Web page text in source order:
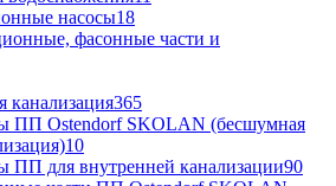
насосы18
фасонные части и
канализация365
ПП Ostendorf SKOLAN (бесшумная
10
ПП для внутренней канализации90